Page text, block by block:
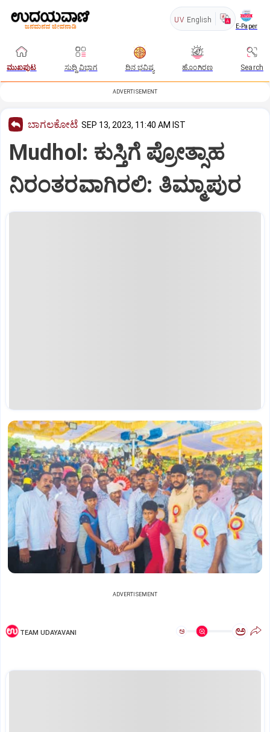
UV English
E-Paper
ಮುಖಪುಟ ಸುದ್ದಿ ವಿಭಾಗ ದಿನ ಭವಿಷ್ಯ ಹೊಂಗಿರಣ Search
ADVERTISEMENT
ಬಾಗಲಕೋಟೆ SEP 13, 2023, 11:40 AM IST
Mudhol: ಕುಸ್ತಿಗೆ ಪ್ರೋತ್ಸಾಹ
ನಿರಂತರವಾಗಿರಲಿ: ತಿಮ್ಮಾಪುರ
ADVERTISEMENT
TEAM UDAYAVANI ಅ ಅ